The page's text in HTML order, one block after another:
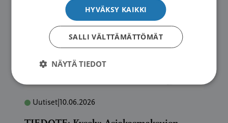
Uutiset 10.06.2026
HYVÄKSY KAIKKI
SALLI VÄLTTÄMÄTTÖMÄT
NÄYTÄ TIEDOT